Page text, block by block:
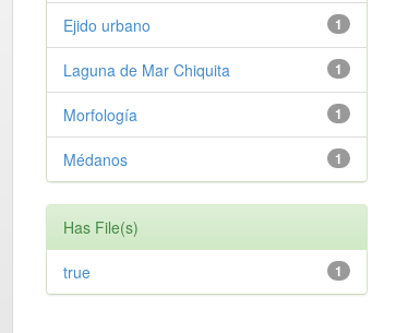
1
Ejido urbano
1
Laguna de Mar Chiquita
1
Morfología
1
Médanos
Has File(s)
1
true